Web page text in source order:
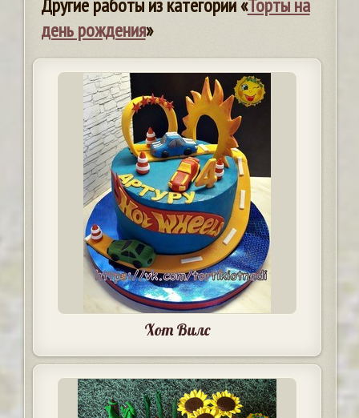
Другие работы из категории «Торты на
день рождения»
Хот Вилс